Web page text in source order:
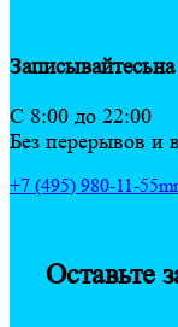
Записывайтесь
C 8:00 до 22:00
Без перерывов и
+7 (495) 980-11-55
Оставьте